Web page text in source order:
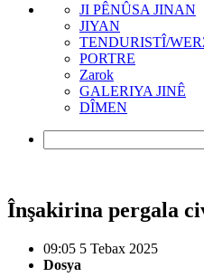
JI PÊNÛSA JINAN
JIYAN
TENDURISTÎ/
PORTRE
Zarok
GALERIYA JINÊ
DÎMEN
Înşakirina pergala
09:05 5 Tebax 2025
Dosya